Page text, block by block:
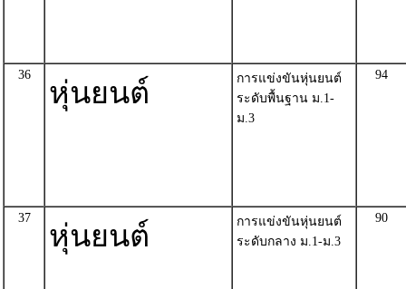
36
หุ่นยนต์
การแข่งขันหุ่นยนต์
ระดับพื้นฐาน ม.1-
ม.3
94
37
หุ่นยนต์
การแข่งขันหุ่นยนต์
ระดับกลาง ม.1-ม.3
90